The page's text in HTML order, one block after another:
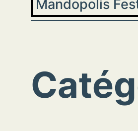
Mandopolis